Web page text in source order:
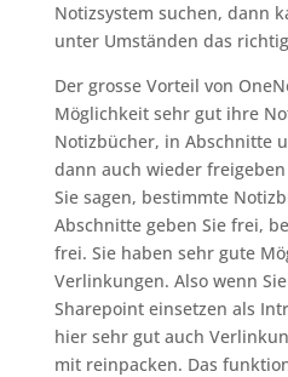
Notizsystem suchen, dann
unter Umständen das
Der grosse Vorteil von
Möglichkeit sehr gut ihre
Notizbücher, in Abschnitte
dann auch wieder
Sie sagen, bestimmte
Abschnitte geben Sie frei,
frei. Sie haben sehr gute
Verlinkungen. Also wenn
Sharepoint einsetzen als
hier sehr gut auch
mit reinpacken. Das